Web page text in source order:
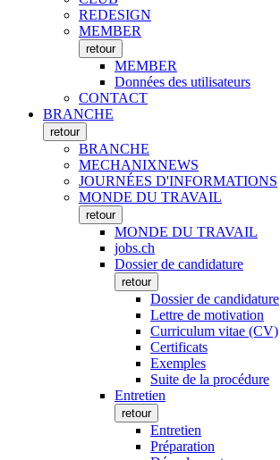
REDESIGN
MEMBER
retour
MEMBER
Données des utilisateurs
CONTACT
BRANCHE
retour
BRANCHE
MECHANIXNEWS
JOURNÉES D'INFORMATIONS
MONDE DU TRAVAIL
retour
MONDE DU TRAVAIL
jobs.ch
Dossier de candidature
retour
Dossier de candidature
Lettre de motivation
Curriculum vitae (CV)
Certificats
Exemples
Suite de la procédure
Entretien
retour
Entretien
Préparation